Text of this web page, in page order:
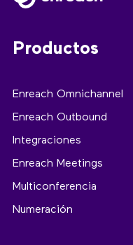
Productos
Enreach Omnichannel
Enreach Outbound
Integraciones
Enreach Meetings
Multiconferencia
Numeración